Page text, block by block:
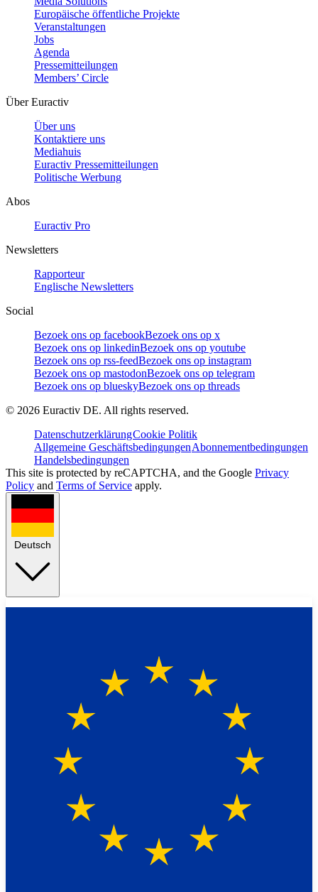
Europäische öffentliche Projekte
Veranstaltungen
Jobs
Agenda
Pressemitteilungen
Members’ Circle
Über Euractiv
Über uns
Kontaktiere uns
Mediahuis
Euractiv Pressemitteilungen
Politische Werbung
Abos
Euractiv Pro
Newsletters
Rapporteur
Englische Newsletters
Social
Bezoek ons op facebookBezoek ons op x
Bezoek ons op linkedinBezoek ons op youtube
Bezoek ons op rss-feedBezoek ons op instagram
Bezoek ons op mastodonBezoek ons op telegram
Bezoek ons op blueskyBezoek ons op threads
© 2026 Euractiv DE. All rights reserved.
DatenschutzerklärungCookie Politik
Allgemeine GeschäftsbedingungenAbonnementbedingungen
Handelsbedingungen
This site is protected by reCAPTCHA, and the Google Privacy
Policy and Terms of Service apply.
Deutsch